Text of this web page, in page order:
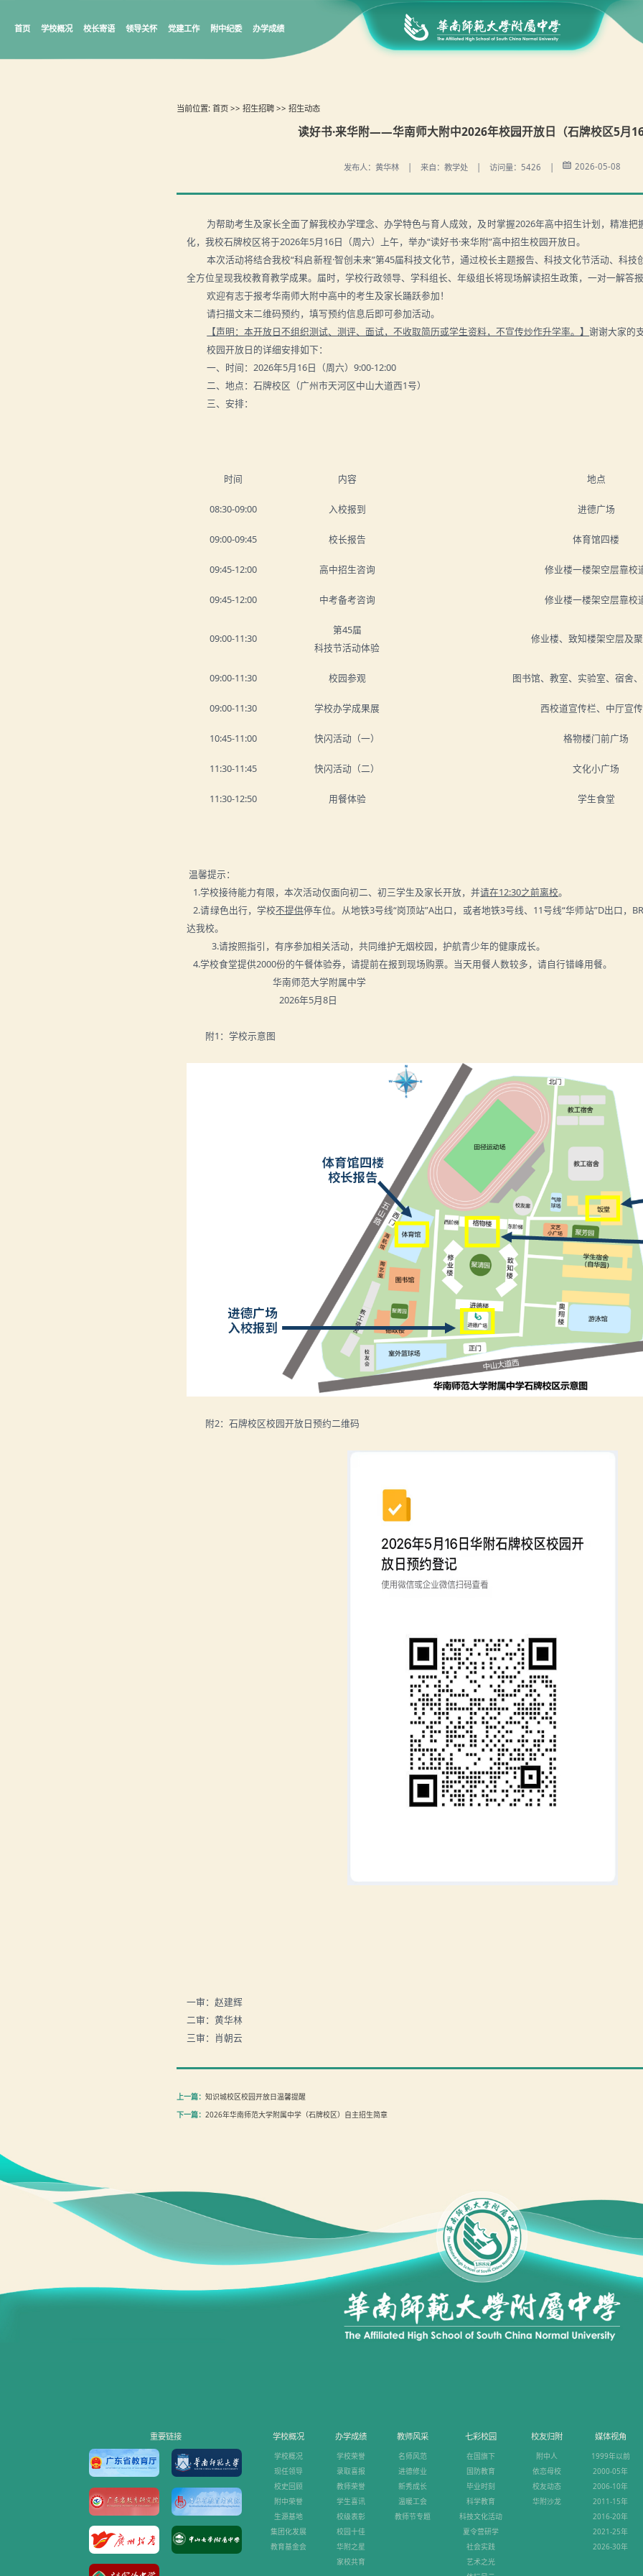
首页 学校概况 校长寄语 领导关怀 党建工作 附中纪委 办学成绩
当前位置: 首页 >> 招生招聘 >> 招生动态
读好书·来华附——华南师大附中2026年校园开放日（石牌校区5月16
发布人：黄华林 | 来自：教学处 | 访问量：5426 | 2026-05-08
为帮助考生及家长全面了解我校办学理念、办学特色与育人成效，及时掌握2026年高中招生计划，精准把
化，我校石牌校区将于2026年5月16日（周六）上午，举办“读好书·来华附”高中招生校园开放日。
本次活动将结合我校“科启新程·智创未来”第45届科技文化节，通过校长主题报告、科技文化节活动、科技
全方位呈现我校教育教学成果。届时，学校行政领导、学科组长、年级组长将现场解读招生政策，一对一解答报
欢迎有志于报考华南师大附中高中的考生及家长踊跃参加！
请扫描文末二维码预约，填写预约信息后即可参加活动。
【声明：本开放日不组织测试、测评、面试，不收取简历或学生资料，不宣传炒作升学率。】谢谢大家的
校园开放日的详细安排如下：
一、时间：2026年5月16日（周六）9:00-12:00
二、地点：石牌校区（广州市天河区中山大道西1号）
三、安排：
时间 内容 地点
08:30-09:00 入校报到 进德广场
09:00-09:45 校长报告 体育馆四楼
09:45-12:00 高中招生咨询 修业楼一楼架空层靠校
09:45-12:00 中考备考咨询 修业楼一楼架空层靠校
09:00-11:30
第45届
科技节活动体验
修业楼、致知楼架空层及
09:00-11:30 校园参观 图书馆、教室、实验室、宿舍
09:00-11:30 学校办学成果展 西校道宣传栏、中厅宣
10:45-11:00 快闪活动（一） 格物楼门前广场
11:30-11:45 快闪活动（二） 文化小广场
11:30-12:50 用餐体验 学生食堂
温馨提示：
1.学校接待能力有限，本次活动仅面向初二、初三学生及家长开放，并请在12:30之前离校。
2.请绿色出行，学校不提供停车位。从地铁3号线“岗顶站”A出口，或者地铁3号线、11号线“华师站”D出口，
达我校。
3.请按照指引，有序参加相关活动，共同维护无烟校园，护航青少年的健康成长。
4.学校食堂提供2000份的午餐体验券，请提前在报到现场购票。当天用餐人数较多，请自行错峰用餐。
华南师范大学附属中学
2026年5月8日
附1：学校示意图
附2：石牌校区校园开放日预约二维码
一审：赵建辉
二审：黄华林
三审：肖朝云
上一篇： 知识城校区校园开放日温馨提醒
下一篇： 2026年华南师范大学附属中学（石牌校区）自主招生简章
重要链接 学校概况
学校概况
现任领导
校史回顾
附中荣誉
生源基地
集团化发展
教育基金会
办学成绩
学校荣誉
录取喜报
教师荣誉
学生喜讯
校级表彰
校园十佳
华附之星
家校共育
教师风采
名师风范
进德修业
新秀成长
温暖工会
教师节专题
七彩校园
在国旗下
国防教育
毕业时刻
科学教育
科技文化活动
夏令营研学
社会实践
艺术之光
校友归附
附中人
依恋母校
校友动态
华附沙龙
媒体视角
1999年以前
2000-05年
2006-10年
2011-15年
2016-20年
2021-25年
2026-30年